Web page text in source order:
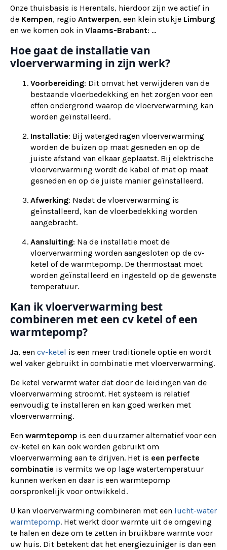
Onze thuisbasis is Herentals, hierdoor zijn we actief in
de Kempen, regio Antwerpen, een klein stukje Limburg
en we komen ook in Vlaams-Brabant: ...
Hoe gaat de installatie van
vloerverwarming in zijn werk?
Voorbereiding: Dit omvat het verwijderen van de
bestaande vloerbedekking en het zorgen voor een
effen ondergrond waarop de vloerverwarming kan
worden geïnstalleerd.
Installatie: Bij watergedragen vloerverwarming
worden de buizen op maat gesneden en op de
juiste afstand van elkaar geplaatst. Bij elektrische
vloerverwarming wordt de kabel of mat op maat
gesneden en op de juiste manier geïnstalleerd.
Afwerking: Nadat de vloerverwarming is
geïnstalleerd, kan de vloerbedekking worden
aangebracht.
Aansluiting: Na de installatie moet de
vloerverwarming worden aangesloten op de cv-
ketel of de warmtepomp. De thermostaat moet
worden geïnstalleerd en ingesteld op de gewenste
temperatuur.
Kan ik vloerverwarming best
combineren met een cv ketel of een
warmtepomp?
Ja, een cv-ketel is een meer traditionele optie en wordt
wel vaker gebruikt in combinatie met vloerverwarming.
De ketel verwarmt water dat door de leidingen van de
vloerverwarming stroomt. Het systeem is relatief
eenvoudig te installeren en kan goed werken met
vloerverwarming.
Een warmtepomp is een duurzamer alternatief voor een
cv-ketel en kan ook worden gebruikt om
vloerverwarming aan te drijven. Het is een perfecte
combinatie is vermits we op lage watertemperatuur
kunnen werken en daar is een warmtepomp
oorspronkelijk voor ontwikkeld.
U kan vloerverwarming combineren met een lucht-water
warmtepomp. Het werkt door warmte uit de omgeving
te halen en deze om te zetten in bruikbare warmte voor
uw huis. Dit betekent dat het energiezuiniger is dan een